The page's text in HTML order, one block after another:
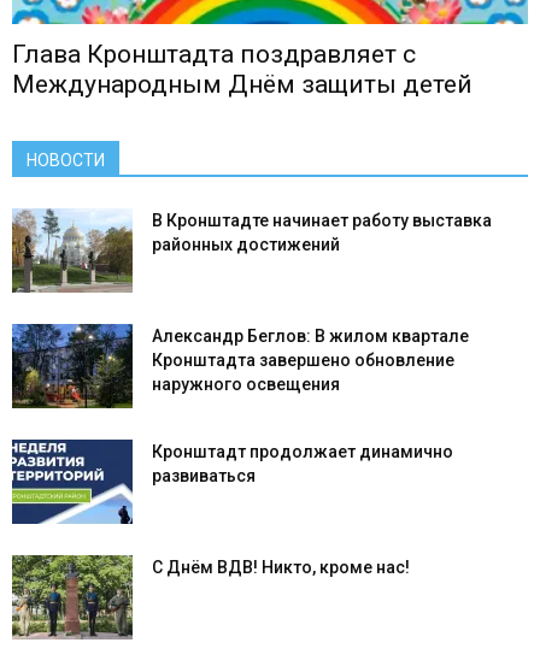
Глава Кронштадта поздравляет с
Международным Днём защиты детей
НОВОСТИ
В Кронштадте начинает работу выставка
районных достижений
Александр Беглов: В жилом квартале
Кронштадта завершено обновление
наружного освещения
Кронштадт продолжает динамично
развиваться
С Днём ВДВ! Никто, кроме нас!